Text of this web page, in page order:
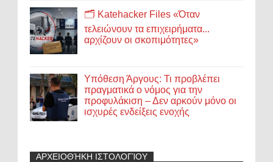
🗂️ Katehacker Files «Όταν
τελειώνουν τα επιχειρήματα...
αρχίζουν οι σκοπιμότητες»
Υπόθεση Άργους: Τι προβλέπει
πραγματικά ο νόμος για την
προφυλάκιση – Δεν αρκούν μόνο οι
ισχυρές ενδείξεις ενοχής
ΑΡΧΕΙΟΘΉΚΗ ΙΣΤΟΛΟΓΊΟΥ